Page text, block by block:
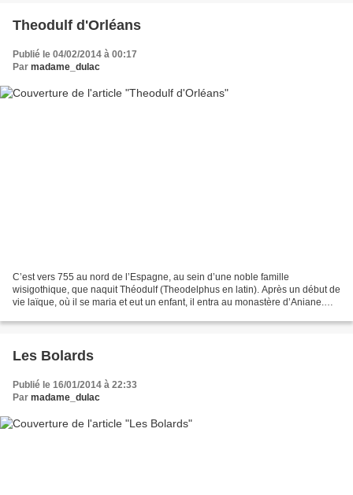
Theodulf d'Orléans
Publié le 04/02/2014 à 00:17
Par madame_dulac
C’est vers 755 au nord de l’Espagne, au sein d’une noble famille
wisigothique, que naquit Théodulf (Theodelphus en latin). Après un début de
vie laïque, où il se maria et eut un enfant, il entra au monastère d’Aniane.
Les Bolards
Publié le 16/01/2014 à 22:33
Par madame_dulac